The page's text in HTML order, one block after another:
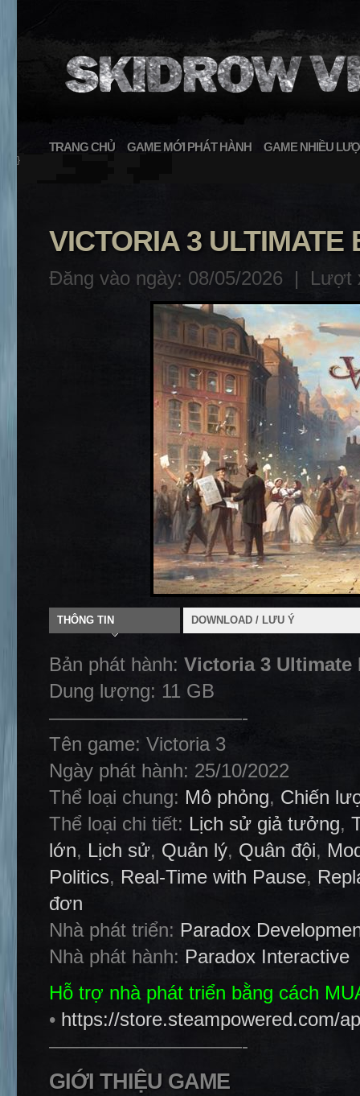
TRANG CHỦ GAME MỚI PHÁT HÀNH GAME NHIỀU
}
VICTORIA 3 ULTIMATE
Đăng vào ngày: 08/05/2026 | Lượt
THÔNG TIN DOWNLOAD / LƯU Ý
Bản phát hành: Victoria 3 Ultimate
Dung lượng: 11 GB
——————————-
Tên game: Victoria 3
Ngày phát hành: 25/10/2022
Thể loại chung: Mô phỏng, Chiến
Thể loại chi tiết: Lịch sử giả tưởng,
lớn, Lịch sử, Quản lý, Quân đội,
Politics, Real-Time with Pause,
đơn
Nhà phát triển: Paradox
Nhà phát hành: Paradox Interactive
Hỗ trợ nhà phát triển bằng cách
• https://store.steampowered.com/
——————————-
GIỚI THIỆU GAME